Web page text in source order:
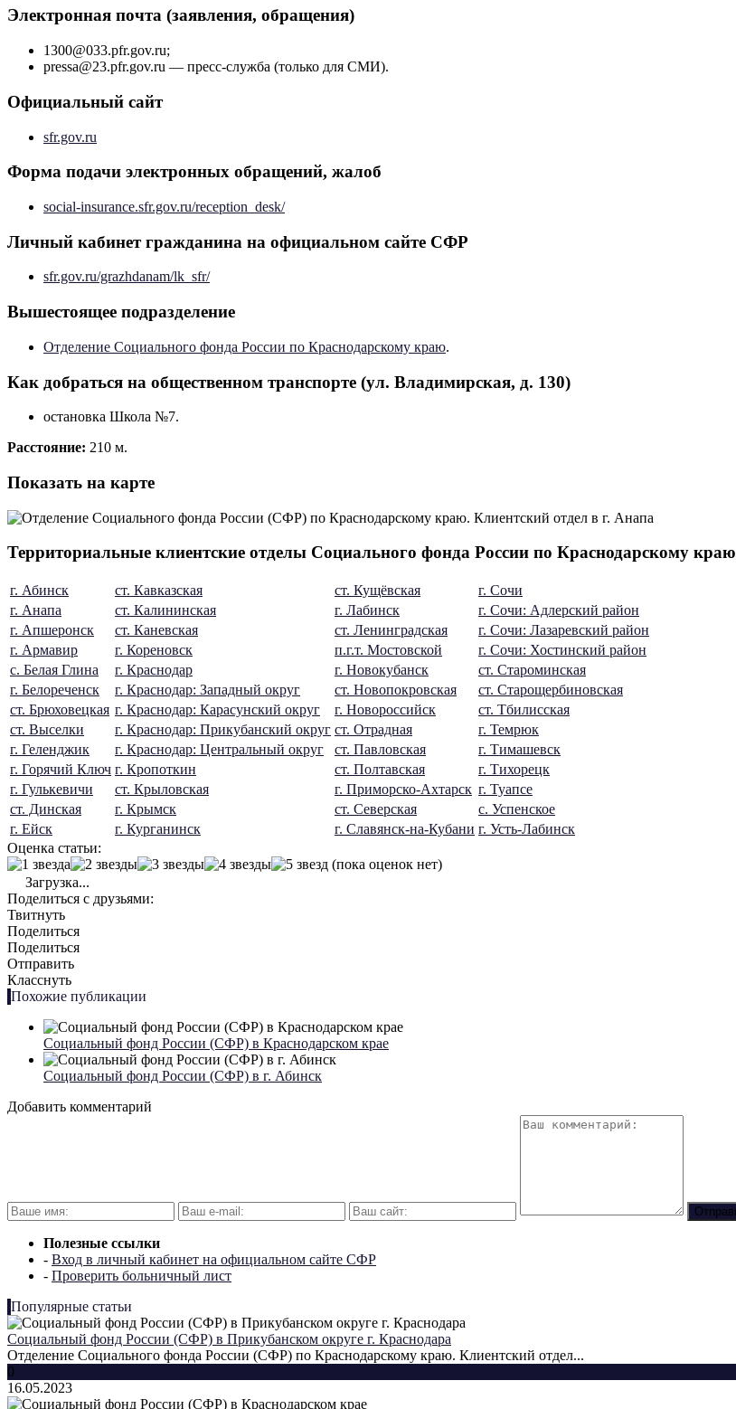
Электронная почта (заявления, обращения)
1300@033.pfr.gov.ru;
pressa@23.pfr.gov.ru — пресс-служба (только для СМИ).
Официальный сайт
sfr.gov.ru
Форма подачи электронных обращений, жалоб
social-insurance.sfr.gov.ru/reception_desk/
Личный кабинет гражданина на официальном сайте СФР
sfr.gov.ru/grazhdanam/lk_sfr/
Вышестоящее подразделение
Отделение Социального фонда России по Краснодарскому краю.
Как добраться на общественном транспорте (ул. Владимирская, д. 130)
остановка Школа №7.
Расстояние: 210 м.
Показать на карте
Территориальные клиентские отделы Социального фонда России по Краснодарскому краю
г. Абинск ст. Кавказская ст. Кущёвская
г. Сочи
г. Анапа
ст. Калининская г. Лабинск
г. Сочи: Адлерский район
г. Апшеронск
ст. Каневская ст. Ленинградская
г. Сочи: Лазаревский район
г. Армавир
г. Кореновск п.г.т. Мостовской
г. Сочи: Хостинский район
с. Белая Глина
г. Краснодар г. Новокубанск
ст. Староминская
г. Белореченск
г. Краснодар: Западный округ ст. Новопокровская
ст. Старощербиновская
ст. Брюховецкая г. Краснодар: Карасунский округ г. Новороссийск
ст. Тбилисская
ст. Выселки
г. Краснодар: Прикубанский округ ст. Отрадная
г. Темрюк
г. Геленджик
г. Краснодар: Центральный округ ст. Павловская
г. Тимашевск
г. Горячий Ключ г. Кропоткин ст. Полтавская
г. Тихорецк
г. Гулькевичи
ст. Крыловская г. Приморско-Ахтарск г. Туапсе
ст. Динская
г. Крымск ст. Северская
с. Успенское
г. Ейск
г. Курганинск г. Славянск-на-Кубани г. Усть-Лабинск
Оценка статьи:
(пока оценок нет)
Загрузка...
Поделиться с друзьями:
Твитнуть
Поделиться
Поделиться
Отправить
Класснуть
Похожие публикации
Социальный фонд России (СФР) в Краснодарском крае
Социальный фонд России (СФР) в г. Абинск
Добавить комментарий
Полезные ссылки
- Вход в личный кабинет на официальном сайте СФР
- Проверить больничный лист
Популярные статьи
Социальный фонд России (СФР) в Прикубанском округе г. Краснодара
Отделение Социального фонда России (СФР) по Краснодарскому краю. Клиентский отдел...
0
16.05.2023